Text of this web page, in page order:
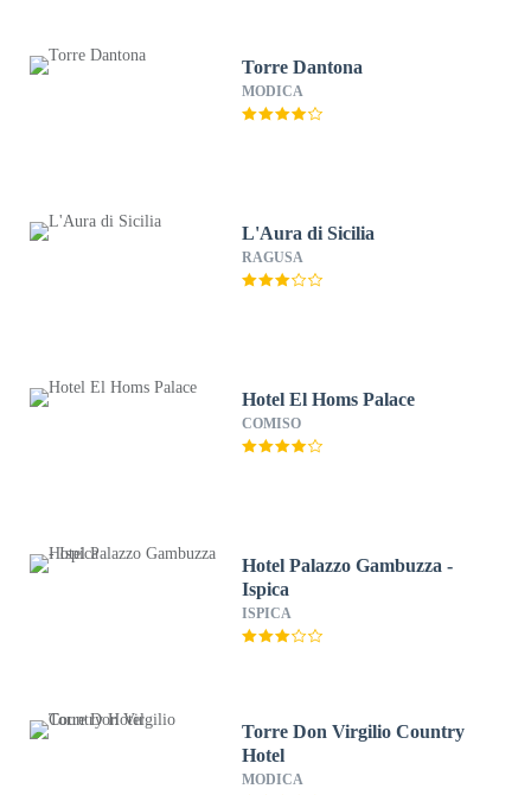
Torre Dantona
MODICA
L'Aura di Sicilia
RAGUSA
Hotel El Homs Palace
COMISO
Hotel Palazzo Gambuzza -
Ispica
ISPICA
Torre Don Virgilio Country
Hotel
MODICA